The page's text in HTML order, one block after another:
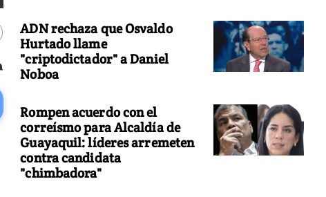
ADN rechaza que Osvaldo
Hurtado llame
"criptodictador" a Daniel
Noboa
Rompen acuerdo con el
correísmo para Alcaldía de
Guayaquil: líderes arremeten
contra candidata
"chimbadora"